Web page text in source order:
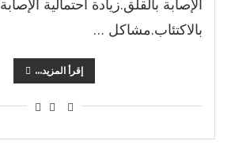
الإصابة بالقلق.زيادة احتمالية الإصابة
بالاكتئاب.مشاكل …
إقرأ المزيد...